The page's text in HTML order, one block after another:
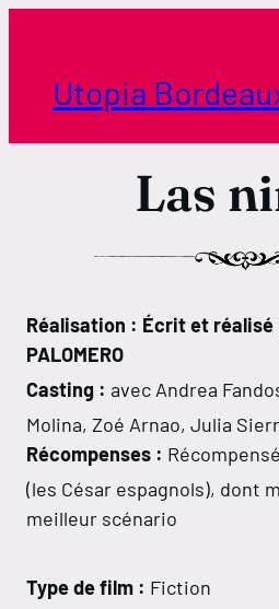
contenuUtopia
Las
Réalisation : Écrit et réalisé
PALOMERO
Casting : avec Andrea
Molina, Zoé Arnao, Julia
Récompenses :
(les César espagnols), dont
meilleur scénario
Type de film : Fiction